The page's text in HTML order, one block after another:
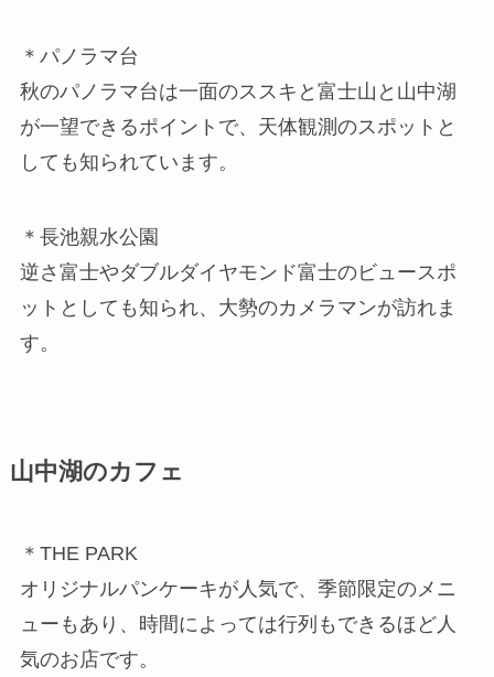
＊パノラマ台
秋のパノラマ台は一面のススキと富士山と山中湖
が一望できるポイントで、天体観測のスポットと
しても知られています。
＊長池親水公園
逆さ富士やダブルダイヤモンド富士のビュースポ
ットとしても知られ、大勢のカメラマンが訪れま
す。
山中湖のカフェ
＊THE PARK
オリジナルパンケーキが人気で、季節限定のメニ
ューもあり、時間によっては行列もできるほど人
気のお店です。